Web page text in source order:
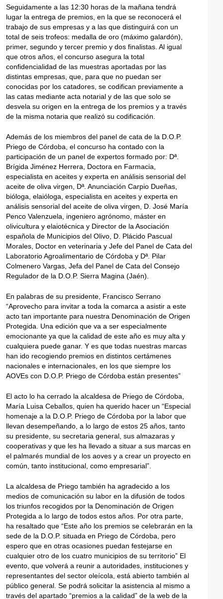
Seguidamente a las 12:30 horas de la mañana tendrá
lugar la entrega de premios, en la que se reconocerá el
trabajo de sus empresas y a las que distinguirá con un
total de seis trofeos: medalla de oro (máximo galardón),
primer, segundo y tercer premio y dos finalistas. Al igual
que otros años, el concurso asegura la total
confidencialidad de las muestras aportadas por las
distintas empresas, que, para que no puedan ser
conocidas por los catadores, se codifican previamente a
las catas mediante acta notarial y de las que solo se
desvela su origen en la entrega de los premios y a través
de la misma notaria que realizó su codificación.
Además de los miembros del panel de cata de la D.O.P.
Priego de Córdoba, el concurso ha contado con la
participación de un panel de expertos formado por: Dª.
Brígida Jiménez Herrera, Doctora en Farmacia,
especialista en aceites y experta en análisis sensorial del
aceite de oliva virgen, Dª. Anunciación Carpio Dueñas,
bióloga, elaióloga, especialista en aceites y experta en
análisis sensorial del aceite de oliva virgen, D. José María
Penco Valenzuela, ingeniero agrónomo, máster en
olivicultura y elaiotécnica y Director de la Asociación
española de Municipios del Olivo, D. Plácido Pascual
Morales, Doctor en veterinaria y Jefe del Panel de Cata del
Laboratorio Agroalimentario de Córdoba y Dª. Pilar
Colmenero Vargas, Jefa del Panel de Cata del Consejo
Regulador de la D.O.P. Sierra Magina (Jaén).
En palabras de su presidente, Francisco Serrano
“Aprovecho para invitar a toda la comarca a asistir a este
acto tan importante para nuestra Denominación de Origen
Protegida. Una edición que va a ser especialmente
emocionante ya que la calidad de este año es muy alta y
cualquiera puede ganar. Y es que todas nuestras marcas
han ido recogiendo premios en distintos certámenes
nacionales e internacionales, en los que siempre los
AOVEs con D.O.P. Priego de Córdoba están presentes”
El acto lo ha cerrado la alcaldesa de Priego de Córdoba,
María Luisa Ceballos, quien ha querido hacer un “Especial
homenaje a la D.O.P. Priego de Córdoba por la labor que
llevan desempeñando, a lo largo de estos 25 años, tanto
su presidente, su secretaria general, sus almazaras y
cooperativas y que les ha llevado a situar a sus marcas en
el palmarés mundial de los aoves y a crear un proyecto en
común, tanto institucional, como empresarial”.
La alcaldesa de Priego también ha agradecido a los
medios de comunicación su labor en la difusión de todos
los triunfos recogidos por la Denominación de Origen
Protegida a lo largo de todos estos años. Por otra parte,
ha resaltado que “Este año los premios se celebrarán en la
sede de la D.O.P. situada en Priego de Córdoba, pero
espero que en otras ocasiones puedan festejarse en
cualquier otro de los cuatro municipios de su territorio” El
evento, que volverá a reunir a autoridades, instituciones y
representantes del sector oleícola, está abierto también al
público general. Se podrá solicitar la asistencia al mismo a
través del apartado “premios a la calidad” de la web de la